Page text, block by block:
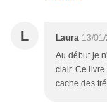
L Laura 13/
Au début je
clair. Ce
cache des